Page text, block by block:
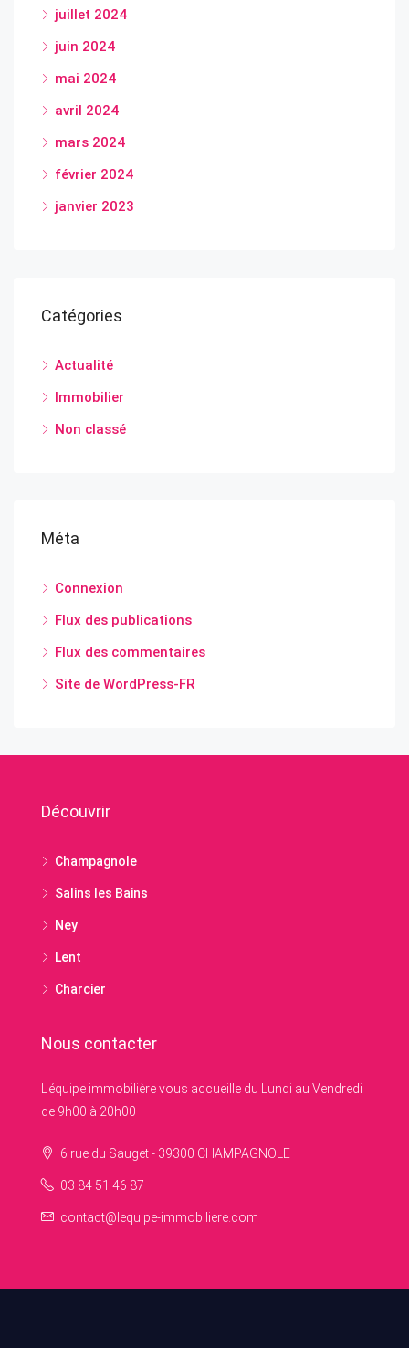
juillet 2024
juin 2024
mai 2024
avril 2024
mars 2024
février 2024
janvier 2023
Catégories
Actualité
Immobilier
Non classé
Méta
Connexion
Flux des publications
Flux des commentaires
Site de WordPress-FR
Découvrir
Champagnole
Salins les Bains
Ney
Lent
Charcier
Nous contacter
L'équipe immobilière vous accueille du Lundi au Vendredi
de 9h00 à 20h00
6 rue du Sauget - 39300 CHAMPAGNOLE
03 84 51 46 87
contact@lequipe-immobiliere.com